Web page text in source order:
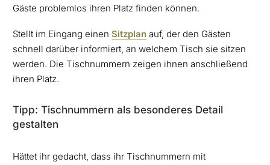
Gäste problemlos ihren Platz finden können.
Stellt im Eingang einen Sitzplan auf, der den Gästen
schnell darüber informiert, an welchem Tisch sie sitzen
werden. Die Tischnummern zeigen ihnen anschließend
ihren Platz.
Tipp: Tischnummern als besonderes Detail
gestalten
Hättet ihr gedacht, dass ihr Tischnummern mit